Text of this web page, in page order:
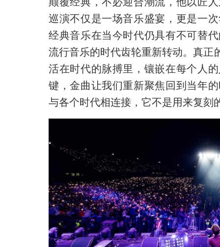
巡演不仅是一场音乐盛宴，更是一
经典音乐在当今时代仍具有不可替
流行音乐的时代齿轮重新转动。真正
活在时代的脉搏里，镶嵌在每个人
键，金曲让我们重新聚焦回到当年
与各个时代相连接，它不是用来复刻